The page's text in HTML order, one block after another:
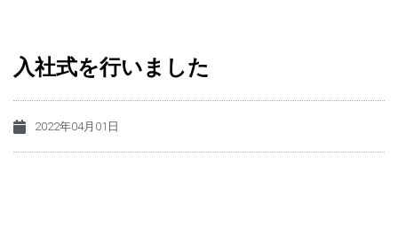
入社式を行いました
2022年04月01日